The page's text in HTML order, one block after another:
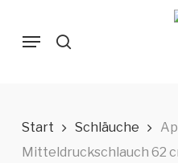
Menu
Start Schläuche
Mitteldruckschlauch 62